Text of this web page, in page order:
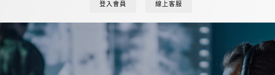
登入會員 線上客服